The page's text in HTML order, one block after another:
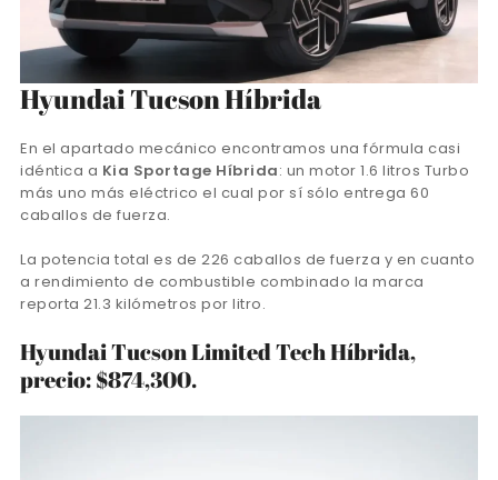
Hyundai Tucson Híbrida
En el apartado mecánico encontramos una fórmula casi
idéntica a Kia Sportage Híbrida: un motor 1.6 litros Turbo
más uno más eléctrico el cual por sí sólo entrega 60
caballos de fuerza.
La potencia total es de 226 caballos de fuerza y en cuanto
a rendimiento de combustible combinado la marca
reporta 21.3 kilómetros por litro.
Hyundai Tucson Limited Tech Híbrida,
precio: $874,300.